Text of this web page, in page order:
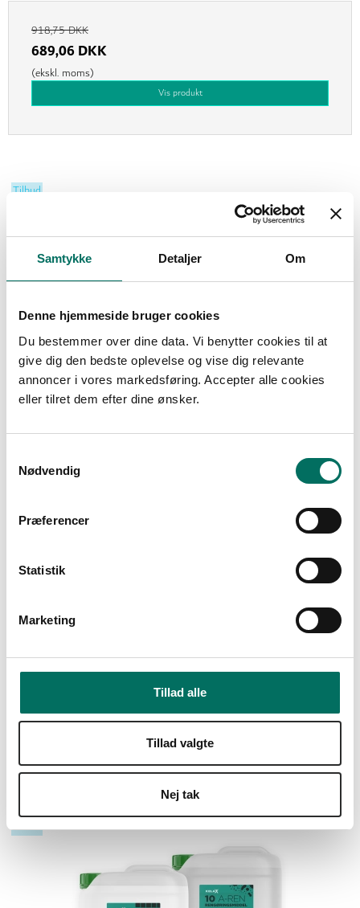
Samtykke Detaljer Om
Denne hjemmeside bruger cookies
Du bestemmer over dine data. Vi benytter cookies til at
give dig den bedste oplevelse og vise dig relevante
annoncer i vores markedsføring. Accepter alle cookies
eller tilret dem efter dine ønsker.
Nødvendig
Præferencer
Statistik
Marketing
Tillad alle
Tillad valgte
Nej tak
918,75 DKK
689,06 DKK
(ekskl. moms)
Vis produkt
Tilbud
FF200
(ekskl. moms)
Tilbud